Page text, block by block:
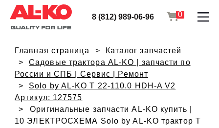
8 (812) 989-06-96 0
Главная страница
Каталог запчастей
Садовые трактора AL-KO | запчасти по
России и СПБ | Сервис | Ремонт
Solo by AL-KO T 22-110.0 HDH-A V2
Артикул: 127575
Оригинальные запчасти AL-KO купить |
10 ЭЛЕКТРОСХЕМА Solo by AL-KO трактор T